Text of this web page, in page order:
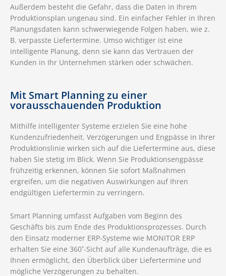
Außerdem besteht die Gefahr, dass die Daten in Ihrem
Produktionsplan ungenau sind. Ein einfacher Fehler in Ihren
Planungsdaten kann schwerwiegende Folgen haben, wie z.
B. verpasste Liefertermine. Umso wichtiger ist eine
intelligente Planung, denn sie kann das Vertrauen der
Kunden in Ihr Unternehmen stärken oder schwächen.
Mit Smart Planning zu einer
vorausschauenden Produktion
Mithilfe intelligenter Systeme erzielen Sie eine hohe
Kundenzufriedenheit. Verzögerungen und Engpässe in Ihrer
Produktionslinie wirken sich auf die Liefertermine aus, diese
haben Sie stetig im Blick. Wenn Sie Produktionsengpässe
frühzeitig erkennen, können Sie sofort Maßnahmen
ergreifen, um die negativen Auswirkungen auf Ihren
endgültigen Liefertermin zu verringern.
Smart Planning umfasst Aufgaben vom Beginn des
Geschäfts bis zum Ende des Produktionsprozesses. Durch
den Einsatz moderner ERP-Systeme wie MONITOR ERP
erhalten Sie eine 360˚-Sicht auf alle Kundenaufträge, die es
Ihnen ermöglicht, den Überblick über Liefertermine und
mögliche Verzögerungen zu behalten.